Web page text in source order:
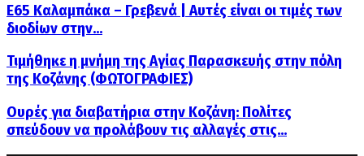
Ε65 Καλαμπάκα – Γρεβενά | Αυτές είναι οι τιμές των
διοδίων στην...
Τιμήθηκε η μνήμη της Αγίας Παρασκευής στην πόλη
της Κοζάνης (ΦΩΤΟΓΡΑΦΙΕΣ)
Ουρές για διαβατήρια στην Κοζάνη: Πολίτες
σπεύδουν να προλάβουν τις αλλαγές στις...